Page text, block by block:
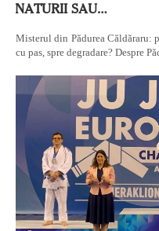
NATURII SAU…
Misterul din Pădurea Căldăraru:
cu pas, spre degradare? Despre